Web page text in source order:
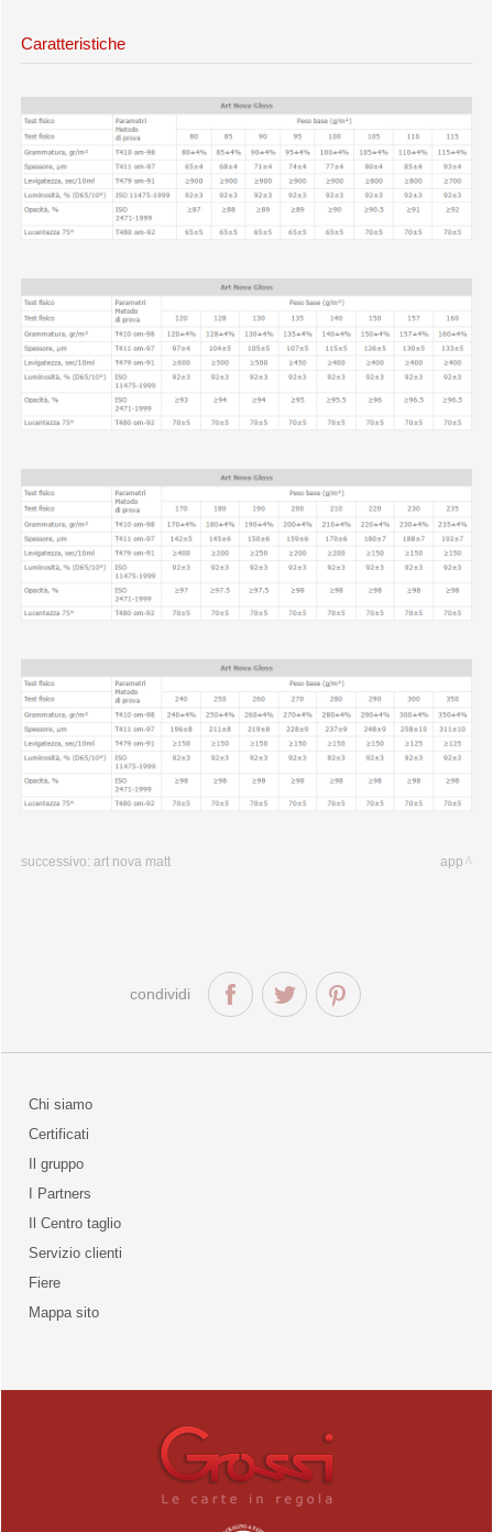
Caratteristiche
successivo: art nova matt app
condividi
Chi siamo
qualità
Certificati
Il gruppo
I Partners
Il Centro taglio
Servizio clienti
Fiere
Mappa sito